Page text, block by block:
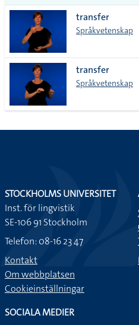
alla i
lista
transfer
Språkvetenskap
transfer
Språkvetenskap
STOCKHOLMS UNIVERSITET
Inst. för lingvistik
SE-106 91 Stockholm
Telefon: 08-16 23 47
Kontakt
Om webbplatsen
Cookieinställningar
SOCIALA MEDIER